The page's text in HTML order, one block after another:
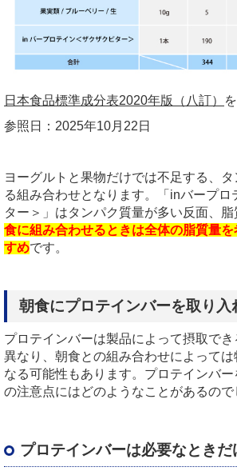
日本食品標準成分表2020年版（八訂）
参照日： 2025年10月 22 日
ヨーグルトと果物だけでは不足する、
る組み合わせとなります。「 inバープロ
ター＞」はタンパク質量が多い反面、脂
食に組み合わせるときは全体の脂質量
すめです。
朝食にプロテインバーを取り入
プロテインバーは製品によって摂取で
異なり、朝食との組み合わせによっては
なる可能性もあります。プロテインバ
の注意点にはどのようなことがあるので
プロテインバーは必要なときだ